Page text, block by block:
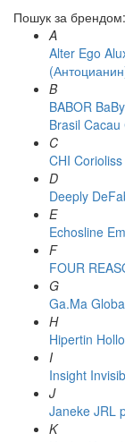
Пошук за брендом:
A
Alter Ego
B
BABOR
Brasil
C
CHI Corioliss
D
Deeply
E
Echosline
F
FOUR
G
Ga.Ma
H
Hipertin
I
Insight
J
Janeke JRL
K